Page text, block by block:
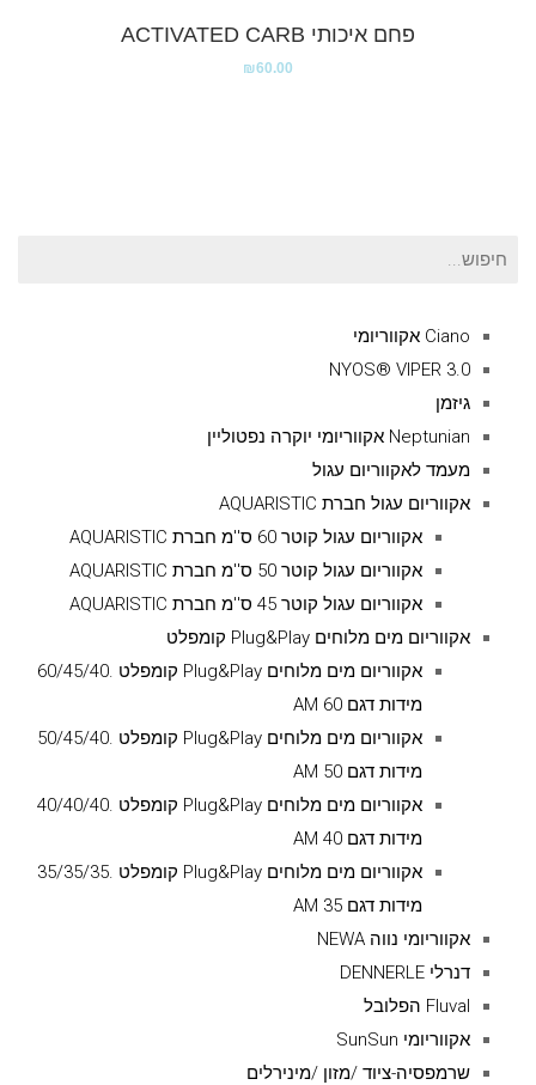
פחם איכותי ACTIVATED CARB
₪60.00
חיפוש
Ciano אקווריומי
NYOS® VIPER 3.0
גיזמן
Neptunian אקווריומי יוקרה נפטוליין
מעמד לאקווריום עגול
אקווריום עגול חברת AQUARISTIC
אקווריום עגול קוטר 60 ס''מ חברת AQUARISTIC
אקווריום עגול קוטר 50 ס''מ חברת AQUARISTIC
אקווריום עגול קוטר 45 ס''מ חברת AQUARISTIC
אקווריום מים מלוחים Plug&Play קומפלט
אקווריום מים מלוחים Plug&Play קומפלט .60/45/40
מידות דגם AM 60
אקווריום מים מלוחים Plug&Play קומפלט .50/45/40
מידות דגם AM 50
אקווריום מים מלוחים Plug&Play קומפלט .40/40/40
מידות דגם AM 40
אקווריום מים מלוחים Plug&Play קומפלט .35/35/35
מידות דגם AM 35
אקווריומי נווה NEWA
דנרלי DENNERLE
Fluval הפלובל
אקווריומי SunSun
שרמפסיה-ציוד /מזון /מינירלים